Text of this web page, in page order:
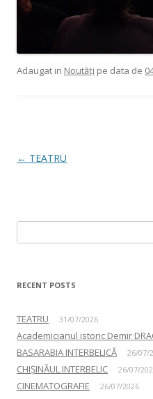
Adaugat in Noutăți pe data de
Post navigation
← TEATRU
RECENT POSTS
TEATRU 31/07/2026
Academicianul istoric Demir
BASARABIA INTERBELICĂ 26/07/
CHIȘINĂUL INTERBELIC 26/07/
CINEMATOGRAFIE 26/07/2026